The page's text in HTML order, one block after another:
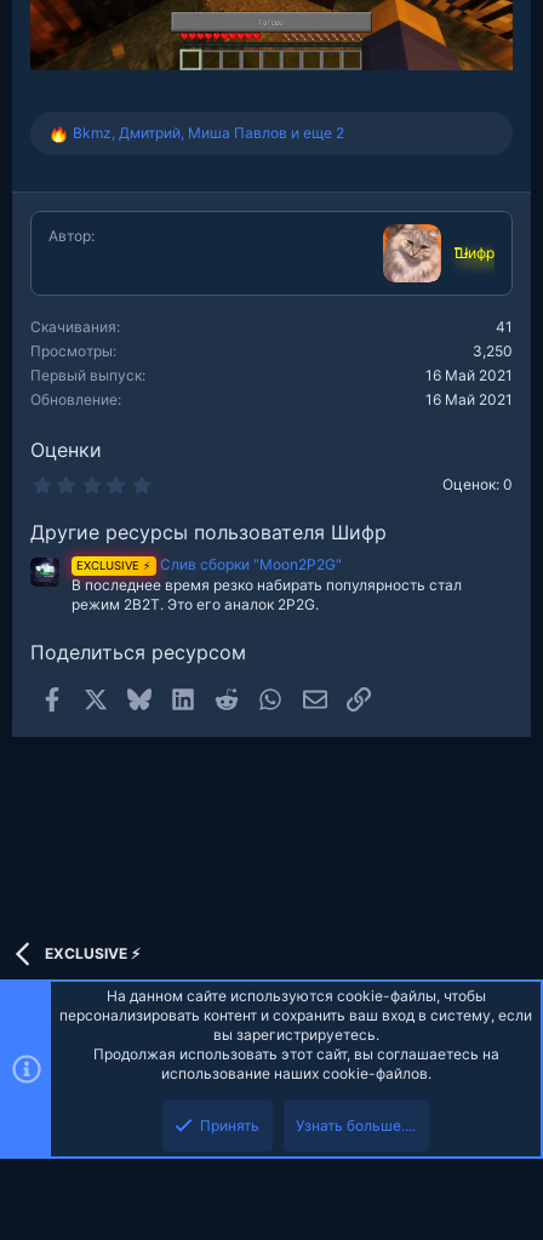
Р
и
Bkmz, Дмитрий, Миша Павлов и еще 2
Автор
Шифр
Скачивания
41
Просмотры
3,250
Первый выпуск
16 Май 2021
Обновление
16 Май 2021
Оценки
0
з
в
е
з
Оценок: 0
Другие ресурсы пользователя Шифр
EXCLUSIVE ⚡
Слив сборки "Moon2P2G"
В последнее время резко набирать популярность стал
режим 2B2T. Это его аналок 2P2G.
Поделиться ресурсом
Facebook Bluesky LinkedInReddit WhatsAppЭлектронная почта
Ссылка
EXCLUSIVE ⚡
Russian (RU)
R
S
Верх
На данном сайте используются cookie-файлы, чтобы
персонализировать контент и сохранить ваш вход в систему, если
вы зарегистрируетесь.
Продолжая использовать этот сайт, вы соглашаетесь на
использование наших cookie-файлов.
Принять Узнать больше....